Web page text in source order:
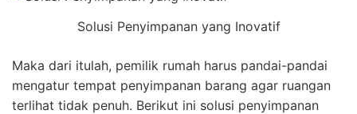
Solusi Penyimpanan yang Inovatif
Maka dari itulah, pemilik rumah harus pandai-pandai
mengatur tempat penyimpanan barang agar ruangan
terlihat tidak penuh. Berikut ini solusi penyimpanan